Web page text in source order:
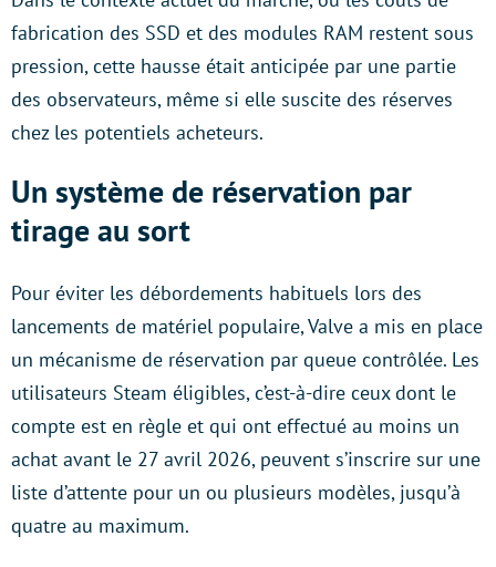
fabrication des SSD et des modules RAM restent sous
pression, cette hausse était anticipée par une partie
des observateurs, même si elle suscite des réserves
chez les potentiels acheteurs.
Un système de réservation par
tirage au sort
Pour éviter les débordements habituels lors des
lancements de matériel populaire, Valve a mis en place
un mécanisme de réservation par queue contrôlée. Les
utilisateurs Steam éligibles, c’est-à-dire ceux dont le
compte est en règle et qui ont effectué au moins un
achat avant le 27 avril 2026, peuvent s’inscrire sur une
liste d’attente pour un ou plusieurs modèles, jusqu’à
quatre au maximum.